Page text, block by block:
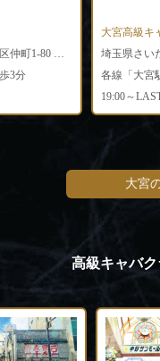
埼玉県さいたま市大宮区仲町1-80 もりくま4ビル4F
3分
大宮高級キ
各線「大宮
19:00～
大宮
高級キャバ